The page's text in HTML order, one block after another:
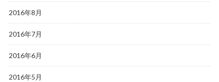
2016年8月
2016年7月
2016年6月
2016年5月